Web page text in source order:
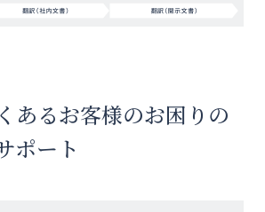
あるお客様のお困りの
ポート